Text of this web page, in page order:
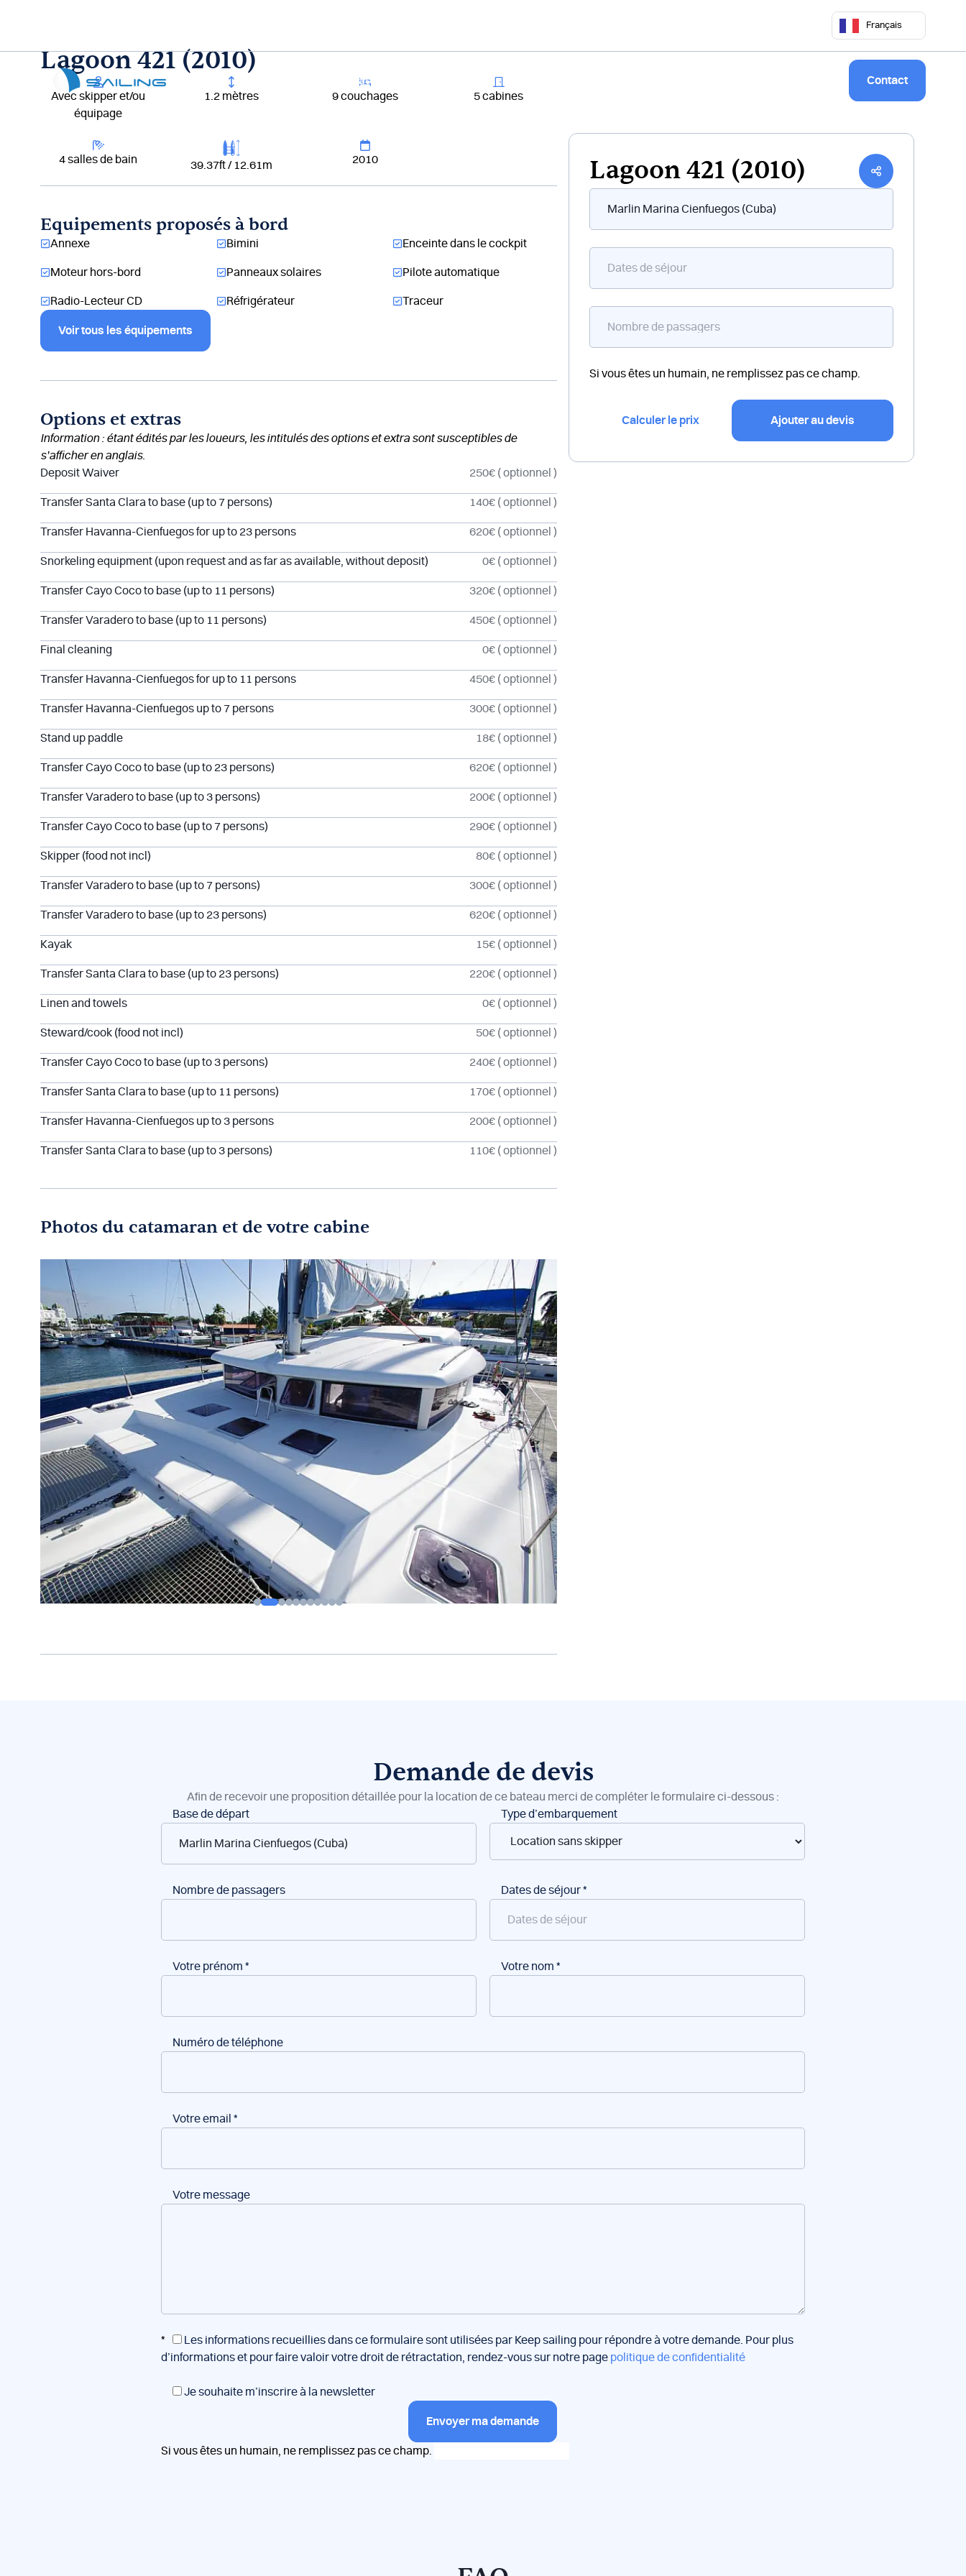
Français
Louer un bateau Contact
Lagoon 421 (2010)
Avec skipper et/ou
équipage
1.2 mètres 9 couchages 5 cabines
4 salles de bain 39.37ft / 12.61m 2010
Equipements proposés à bord
Annexe Bimini Enceinte dans le cockpit
Moteur hors-bord Panneaux solaires Pilote automatique
Radio-Lecteur CD Réfrigérateur Traceur
Voir tous les équipements
Options et extras
Information : étant édités par les loueurs, les intitulés des options et extra sont susceptibles de
s’afficher en anglais.
Deposit Waiver
250€ ( optionnel )
Transfer Santa Clara to base (up to 7 persons) 140€ ( optionnel )
Transfer Havanna-Cienfuegos for up to 23 persons 620€ ( optionnel )
Snorkeling equipment (upon request and as far as available, without deposit) 0€ ( optionnel )
Transfer Cayo Coco to base (up to 11 persons) 320€ ( optionnel )
Transfer Varadero to base (up to 11 persons) 450€ ( optionnel )
Final cleaning 0€ ( optionnel )
Transfer Havanna-Cienfuegos for up to 11 persons 450€ ( optionnel )
Transfer Havanna-Cienfuegos up to 7 persons 300€ ( optionnel )
Stand up paddle 18€ ( optionnel )
Transfer Cayo Coco to base (up to 23 persons) 620€ ( optionnel )
Transfer Varadero to base (up to 3 persons) 200€ ( optionnel )
Transfer Cayo Coco to base (up to 7 persons) 290€ ( optionnel )
Skipper (food not incl) 80€ ( optionnel )
Transfer Varadero to base (up to 7 persons) 300€ ( optionnel )
Transfer Varadero to base (up to 23 persons) 620€ ( optionnel )
Kayak 15€ ( optionnel )
Transfer Santa Clara to base (up to 23 persons) 220€ ( optionnel )
Linen and towels 0€ ( optionnel )
Steward/cook (food not incl) 50€ ( optionnel )
Transfer Cayo Coco to base (up to 3 persons) 240€ ( optionnel )
Transfer Santa Clara to base (up to 11 persons) 170€ ( optionnel )
Transfer Havanna-Cienfuegos up to 3 persons 200€ ( optionnel )
Transfer Santa Clara to base (up to 3 persons) 110€ ( optionnel )
Photos du catamaran et de votre cabine
Lagoon 421 (2010)
flottant
bateau
Si vous êtes un humain, ne remplissez pas ce champ.
Calculer le prix Ajouter au devis
Demande de devis
Afin de recevoir une proposition détaillée pour la location de ce bateau merci de compléter le formulaire ci-dessous :
Réservation
bateaux
Base de départ Type d’embarquement
Nombre de passagers Dates de séjour*
Votre prénom * Votre nom *
Numéro de téléphone
Votre email *
Votre message
*
Les informations recueillies dans ce formulaire sont utilisées par Keep sailing pour répondre à votre demande. Pour plus
d’informations et pour faire valoir votre droit de rétractation, rendez-vous sur notre page politique de confidentialité
Je souhaite m’inscrire à la newsletter
Envoyer ma demande
Si vous êtes un humain, ne remplissez pas ce champ.